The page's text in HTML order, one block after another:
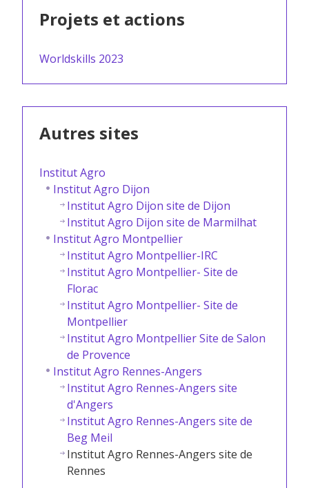
Projets et actions
Worldskills 2023
Autres sites
Institut Agro
Institut Agro Dijon
Institut Agro Dijon site de Dijon
Institut Agro Dijon site de Marmilhat
Institut Agro Montpellier
Institut Agro Montpellier-IRC
Institut Agro Montpellier- Site de
Florac
Institut Agro Montpellier- Site de
Montpellier
Institut Agro Montpellier Site de Salon
de Provence
Institut Agro Rennes-Angers
Institut Agro Rennes-Angers site
d'Angers
Institut Agro Rennes-Angers site de
Beg Meil
Institut Agro Rennes-Angers site de
Rennes